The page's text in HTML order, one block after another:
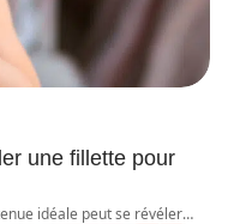
une fillette pour
idéale peut se révéler…